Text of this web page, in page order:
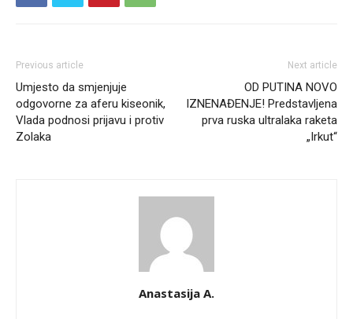
Previous article
Umjesto da smjenjuje
odgovorne za aferu kiseonik,
Vlada podnosi prijavu i protiv
Zolaka
Next article
OD PUTINA NOVO
IZNENAĐENJE! Predstavljena
prva ruska ultralaka raketa
„Irkut“
Anastasija A.